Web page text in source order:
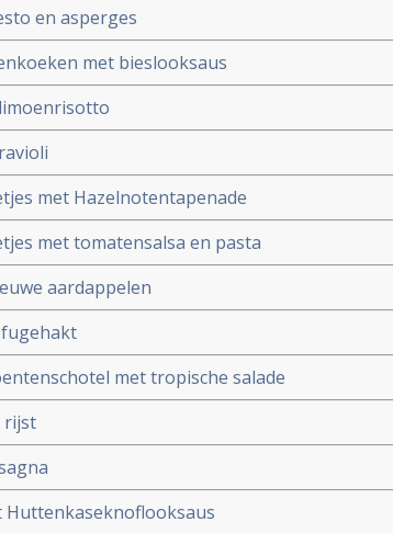
en asperges
met bieslooksaus
met Hazelnotentapenade
met tomatensalsa en pasta
aardappelen
met tropische salade
rijst
Huttenkaseknoflooksaus